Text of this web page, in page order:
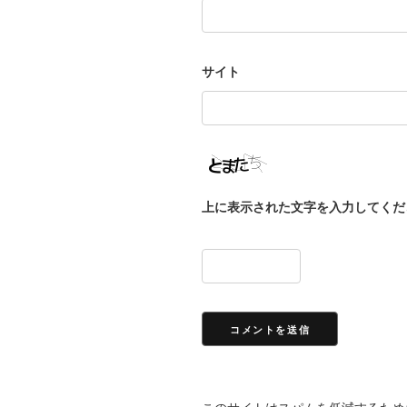
サイト
上に表示された文字を入力してく